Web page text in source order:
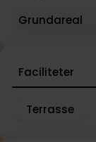
Grundareal
Faciliteter
Terrasse